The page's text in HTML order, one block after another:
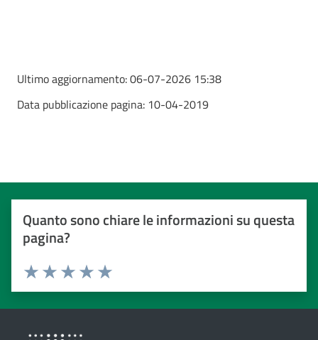
Ultimo aggiornamento:06-07-2026 15:38
Data pubblicazione pagina: 10-04-2019
Quanto sono chiare le informazioni su questa
pagina?
Valuta da 1 a 5 stelle
Valuta 5 stelle su 5
Valuta 4 stelle su 5
Valuta 3 stelle su 5
Valuta 2 stelle su 5
Valuta 1 stelle su 5